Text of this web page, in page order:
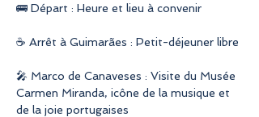
🚌 Départ : Heure et lieu à convenir
☕ Arrêt à Guimarães : Petit-déjeuner libre
🎤 Marco de Canaveses : Visite du Musée
Carmen Miranda, icône de la musique et
de la joie portugaises